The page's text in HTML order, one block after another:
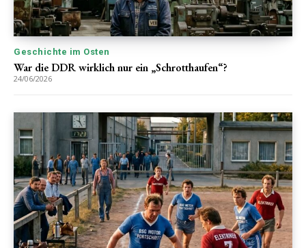
Geschichte im Osten
War die DDR wirklich nur ein „Schrotthaufen“?
24/06/2026